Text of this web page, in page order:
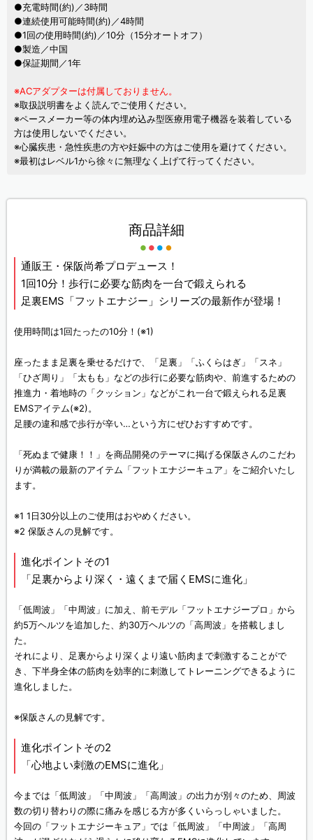
●充電時間(約)／3時間
●連続使用可能時間(約)／4時間
●1回の使用時間(約)／10分（15分オートオフ）
●製造／中国
●保証期間／1年
※ACアダプターは付属しておりません。
※取扱説明書をよく読んでご使用ください。
※ペースメーカー等の体内埋め込み型医療用電子機器を装着している
方は使用しないでください。
※心臓疾患・急性疾患の方や妊娠中の方はご使用を避けてください。
※最初はレベル1から徐々に無理なく上げて行ってください。
商品詳細
通販王・保阪尚希プロデュース！
1回10分！歩行に必要な筋肉を一台で鍛えられる
足裏EMS「フットエナジー」シリーズの最新作が登場！
使用時間は1回たったの10分！ (※1)
座ったまま足裏を乗せるだけで、「足裏」「ふくらはぎ」「スネ」
「ひざ周り」「太もも」などの歩行に必要な筋肉や、前進するための
推進力・着地時の「クッション」などがこれ一台で鍛えられる足裏
EMSアイテム(※2)。
足腰の違和感で歩行が辛い…という方にぜひおすすめです。
「死ぬまで健康！！」を商品開発のテーマに掲げる保阪さんのこだわ
りが満載の最新のアイテム「フットエナジーキュア」をご紹介いたし
ます。
※1 1日30分以上のご使用はおやめください。
※2 保阪さんの見解です。
進化ポイントその1
「足裏からより深く・遠くまで届くEMSに進化」
「低周波」「中周波」に加え、前モデル「フットエナジープロ」から
約5万ヘルツを追加した、約30万ヘルツの「高周波」を搭載しまし
た。
それにより、足裏からより深くより遠い筋肉まで刺激することがで
き、下半身全体の筋肉を効率的に刺激してトレーニングできるように
進化しました。
※保阪さんの見解です。
進化ポイントその2
「心地よい刺激のEMSに進化」
今までは「低周波」「中周波」「高周波」の出力が別々のため、周波
数の切り替わりの際に痛みを感じる方が多くいらっしゃいました。
今回の「フットエナジーキュア」では「低周波」「中周波」「高周